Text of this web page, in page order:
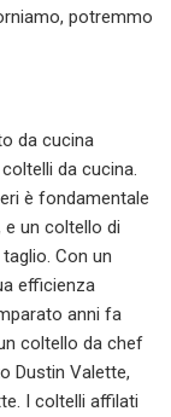
potremmo
da cucina
da cucina.
è fondamentale
un coltello di
Con un
efficienza
anni fa
coltello da chef
Dustin Valette,
I coltelli affilati